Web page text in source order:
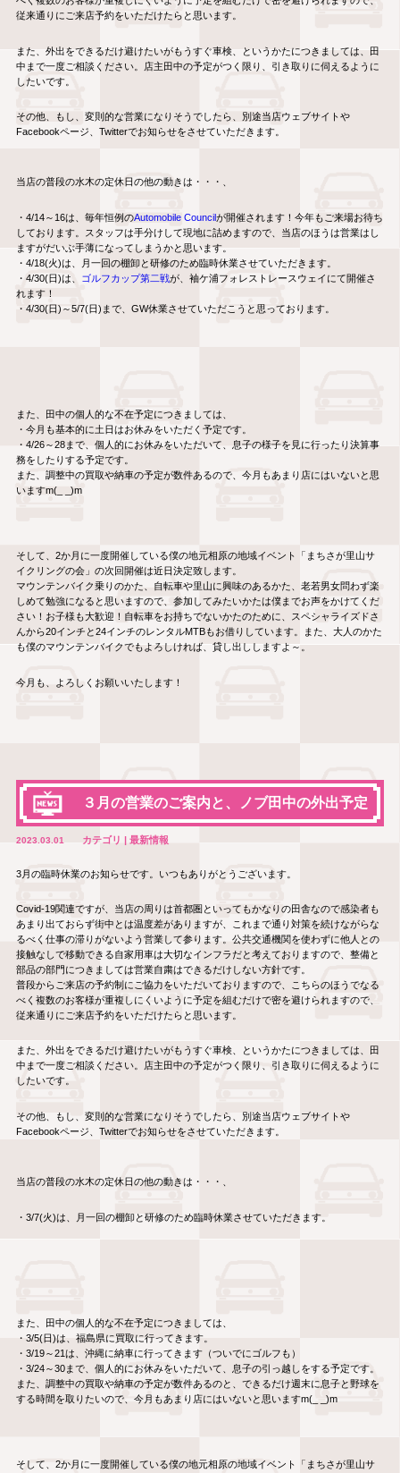
従来通りにご来店予約をいただけたらと思います。
また、外出をできるだけ避けたいがもうすぐ車検、というかたにつきましては、田
中まで一度ご相談ください。店主田中の予定がつく限り、引き取りに伺えるように
したいです。
その他、もし、変則的な営業になりそうでしたら、別途当店ウェブサイトや
Facebookページ、Twitterでお知らせをさせていただきます。
当店の普段の水木の定休日の他の動きは・・・、
・4/14～16は、毎年恒例のAutomobile Councilが開催されます！今年もご来場お待ち
しております。スタッフは手分けして現地に詰めますので、当店のほうは営業はし
ますがだいぶ手薄になってしまうかと思います。
・4/18(火)は、月一回の棚卸と研修のため臨時休業させていただきます。
・4/30(日)は、 ゴルフカップ第二戦が、袖ケ浦フォレストレースウェイにて開催さ
れます！
・4/30(日)～5/7(日)まで、GW休業させていただこうと思っております。
また、田中の個人的な不在予定につきましては、
・今月も基本的に土日はお休みをいただく予定です。
・4/26～28まで、個人的にお休みをいただいて、息子の様子を見に行ったり決算事
務をしたりする予定です。
また、調整中の買取や納車の予定が数件あるので、今月もあまり店にはいないと思
いますm(_ _)m
そして、2か月に一度開催している僕の地元相原の地域イベント「まちさが里山サ
イクリングの会」の次回開催は近日決定致します。
マウンテンバイク乗りのかた、自転車や里山に興味のあるかた、老若男女問わず楽
しめて勉強になると思いますので、参加してみたいかたは僕までお声をかけてくだ
さい！お子様も大歓迎！自転車をお持ちでないかたのために、スペシャライズドさ
んから20インチと24インチのレンタルMTBもお借りしています。また、大人のかた
も僕のマウンテンバイクでもよろしければ、貸し出ししますよ～。
今月も、よろしくお願いいたします！
３月の営業のご案内と、ノブ田中の外出予定
2023.03.01 カテゴリ | 最新情報
3月の臨時休業のお知らせです。いつもありがとうございます。
Covid-19関連ですが、当店の周りは首都圏といってもかなりの田舎なので感染者も
あまり出ておらず街中とは温度差がありますが、これまで通り対策を続けながらな
るべく仕事の滞りがないよう営業して参ります。公共交通機関を使わずに他人との
接触なしで移動できる自家用車は大切なインフラだと考えておりますので、整備と
部品の部門につきましては営業自粛はできるだけしない方針です。
普段からご来店の予約制にご協力をいただいておりますので、こちらのほうでなる
べく複数のお客様が重複しにくいように予定を組むだけで密を避けられますので、
従来通りにご来店予約をいただけたらと思います。
また、外出をできるだけ避けたいがもうすぐ車検、というかたにつきましては、田
中まで一度ご相談ください。店主田中の予定がつく限り、引き取りに伺えるように
したいです。
その他、もし、変則的な営業になりそうでしたら、別途当店ウェブサイトや
Facebookページ、Twitterでお知らせをさせていただきます。
当店の普段の水木の定休日の他の動きは・・・、
・3/7(火)は、月一回の棚卸と研修のため臨時休業させていただきます。
また、田中の個人的な不在予定につきましては、
・3/5(日)は、福島県に買取に行ってきます。
・3/19～21は、沖縄に納車に行ってきます（ついでにゴルフも）
・3/24～30まで、個人的にお休みをいただいて、息子の引っ越しをする予定です。
また、調整中の買取や納車の予定が数件あるのと、できるだけ週末に息子と野球を
する時間を取りたいので、今月もあまり店にはいないと思いますm(_ _)m
そして、2か月に一度開催している僕の地元相原の地域イベント「まちさが里山サ